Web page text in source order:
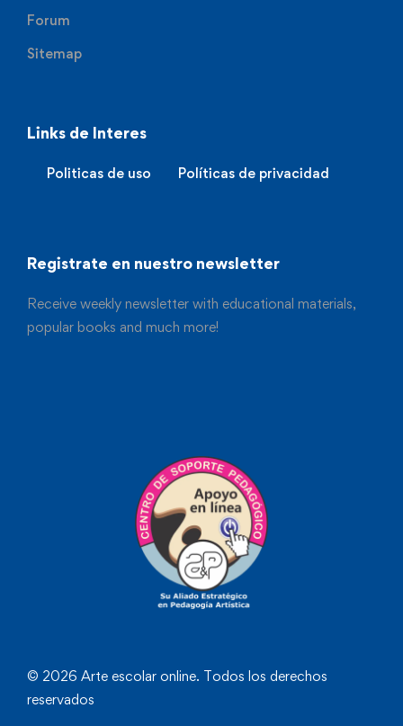
Forum
Sitemap
Links de Interes
Politicas de uso Políticas de privacidad
Registrate en nuestro newsletter
Receive weekly newsletter with educational materials,
popular books and much more!
© 2026 Arte escolar online. Todos los derechos
reservados